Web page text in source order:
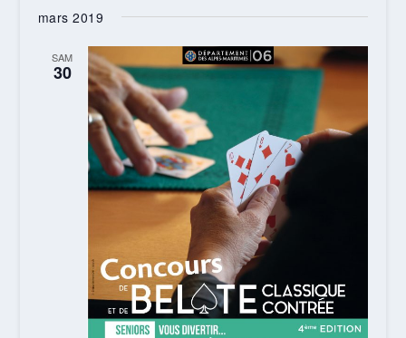
DE
VUES
VUES
une
mars 2019
SAM
30